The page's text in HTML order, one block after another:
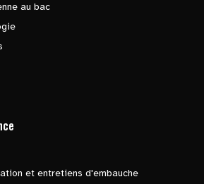
au bac
et entretiens d'embauche